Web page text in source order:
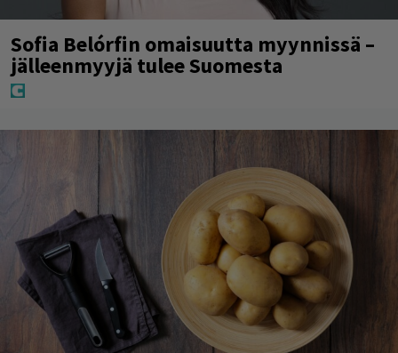
Sofia Belórfin omaisuutta myynnissä –
jälleenmyyjä tulee Suomesta